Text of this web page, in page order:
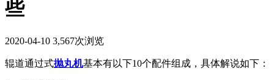
些
2020-04-10 3,567次浏览
辊道通过式抛丸机基本有以下10个配件组成，具体解说如下：